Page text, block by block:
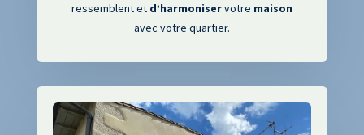
ressemblent et d’harmoniservotre maison
avec votre quartier.